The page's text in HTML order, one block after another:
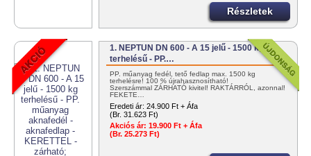
Részletek
1. NEPTUN DN 600 - A 15 jelű - 1500 kg
terhelésű - PP.…
PP. műanyag fedél, tető fedlap max. 1500 kg
terhelésre! 100 % újrahasznosítható!
Szerszámmal ZÁRHATÓ kivitel! RAKTÁRRÓL, azonnal!
FEKETE…
Eredeti ár: 24.900 Ft + Áfa
(Br. 31.623 Ft)
Akciós ár: 19.900 Ft + Áfa
(Br. 25.273 Ft)